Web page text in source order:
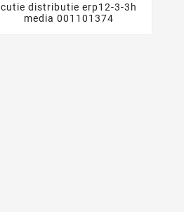
  
cutie distributie erp12-3-3h
media 001101374